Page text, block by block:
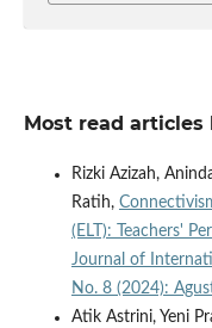
Most read
Rizki Azizah,
Ratih,
(ELT): Teachers'
Journal of
No. 8 (2024):
Atik Astrini, Yeni